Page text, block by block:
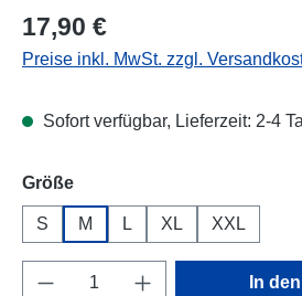
Regulärer Preis:
17,90 €
Preise inkl. MwSt. zzgl.
Sofort verfügbar, Lieferzeit: 2-4
Größeauswählen
S M L XL XXL
Produkt Anzahl: Gib den
In